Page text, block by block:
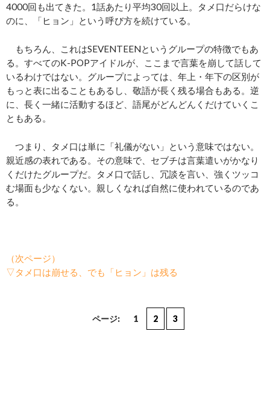
4000回も出てきた。1話あたり平均30回以上。タメ口だらけな
のに、「ヒョン」という呼び方を続けている。
もちろん、これはSEVENTEENというグループの特徴でもあ
る。すべてのK-POPアイドルが、ここまで言葉を崩して話して
いるわけではない。グループによっては、年上・年下の区別が
もっと表に出ることもあるし、敬語が長く残る場合もある。逆
に、長く一緒に活動するほど、語尾がどんどんくだけていくこ
ともある。
つまり、タメ口は単に「礼儀がない」という意味ではない。
親近感の表れである。その意味で、セブチは言葉遣いがかなり
くだけたグループだ。タメ口で話し、冗談を言い、強くツッコ
む場面も少なくない。親しくなれば自然に使われているのであ
る。
（次ページ）
▽タメ口は崩せる、でも「ヒョン」は残る
ページ: 1 2 3